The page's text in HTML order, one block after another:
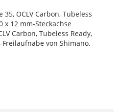
OCLV Carbon, Tubeless
x 12 mm-Steckachse
Carbon, Tubeless Ready,
von Shimano,